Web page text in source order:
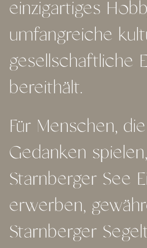
einzigartiges
umfangreiche
gesellschaftliche
bereithält.
Für Menschen,
Gedanken
Starnberger See
erwerben,
Starnberger